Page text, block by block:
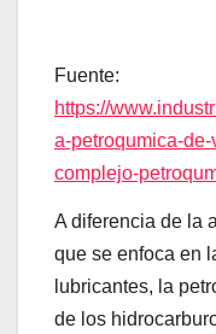
Fuente:
https://
a-petroqumica-
complejo-
A diferencia de la
que se enfoca en
lubricantes, la
de los